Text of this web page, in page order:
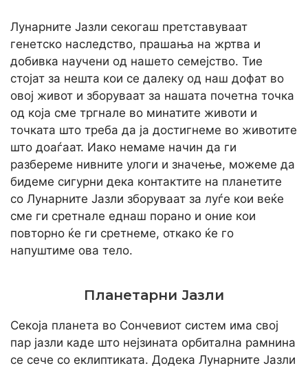
Лунарните Јазли секогаш претставуваат
генетско наследство, прашања на жртва и
добивка научени од нашето семејство. Тие
стојат за нешта кои се далеку од наш дофат во
овој живот и зборуваат за нашата почетна точка
од која сме тргнале во минатите животи и
точката што треба да ја достигнеме во животите
што доаѓаат. Иако немаме начин да ги
разбереме нивните улоги и значење, можеме да
бидеме сигурни дека контактите на планетите
со Лунарните Јазли зборуваат за луѓе кои веќе
сме ги сретнале еднаш порано и оние кои
повторно ќе ги сретнеме, откако ќе го
напуштиме ова тело.
Планетарни Јазли
Секоја планета во Сончевиот систем има свој
пар јазли каде што нејзината орбитална рамнина
се сече со еклиптиката. Додека Лунарните Јазли